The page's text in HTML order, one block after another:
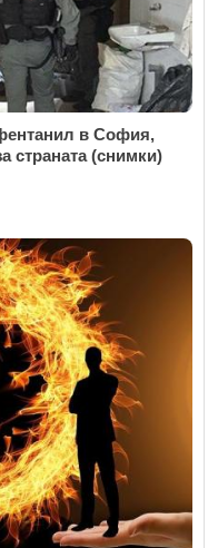
в София,
страната (снимки)